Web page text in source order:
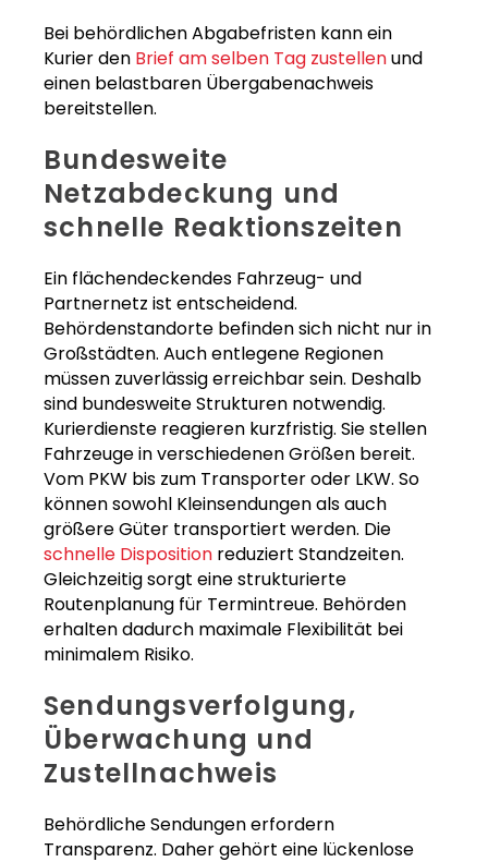
Bei behördlichen Abgabefristen kann ein
Kurier den Brief am selben Tag zustellenund
einen belastbaren Übergabenachweis
bereitstellen.
Bundesweite
Netzabdeckung und
schnelle Reaktionszeiten
Ein flächendeckendes Fahrzeug- und
Partnernetz ist entscheidend.
Behördenstandorte befinden sich nicht nur in
Großstädten. Auch entlegene Regionen
müssen zuverlässig erreichbar sein. Deshalb
sind bundesweite Strukturen notwendig.
Kurierdienste reagieren kurzfristig. Sie stellen
Fahrzeuge in verschiedenen Größen bereit.
Vom PKW bis zum Transporter oder LKW. So
können sowohl Kleinsendungen als auch
größere Güter transportiert werden. Die
schnelle Disposition reduziert Standzeiten.
Gleichzeitig sorgt eine strukturierte
Routenplanung für Termintreue. Behörden
erhalten dadurch maximale Flexibilität bei
minimalem Risiko.
Sendungsverfolgung,
Überwachung und
Zustellnachweis
Behördliche Sendungen erfordern
Transparenz. Daher gehört eine lückenlose